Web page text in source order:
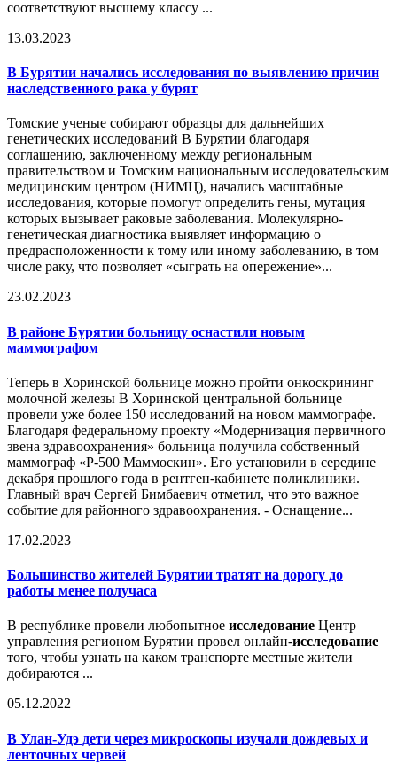
соответствуют высшему классу ...
13.03.2023
В Бурятии начались исследования по выявлению причин
наследственного рака у бурят
Томские ученые собирают образцы для дальнейших
генетических исследований В Бурятии благодаря
соглашению, заключенному между региональным
правительством и Томским национальным исследовательским
медицинским центром (НИМЦ), начались масштабные
исследования, которые помогут определить гены, мутация
которых вызывает раковые заболевания. Молекулярно-
генетическая диагностика выявляет информацию о
предрасположенности к тому или иному заболеванию, в том
числе раку, что позволяет «сыграть на опережение»...
23.02.2023
В районе Бурятии больницу оснастили новым
маммографом
Теперь в Хоринской больнице можно пройти онкоскрининг
молочной железы В Хоринской центральной больнице
провели уже более 150 исследований на новом маммографе.
Благодаря федеральному проекту «Модернизация первичного
звена здравоохранения» больница получила собственный
маммограф «Р-500 Маммоскин». Его установили в середине
декабря прошлого года в рентген-кабинете поликлиники.
Главный врач Сергей Бимбаевич отметил, что это важное
событие для районного здравоохранения. - Оснащение...
17.02.2023
Большинство жителей Бурятии тратят на дорогу до
работы менее получаса
В республике провели любопытное исследование Центр
управления регионом Бурятии провел онлайн-исследование
того, чтобы узнать на каком транспорте местные жители
добираются ...
05.12.2022
В Улан-Удэ дети через микроскопы изучали дождевых и
ленточных червей